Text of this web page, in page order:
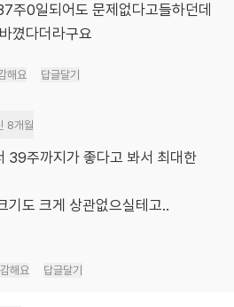
주0일되어도 문제없다고들하던데
꼈다더라구요
해요 답글달기
8개월
39주까지가 좋다고 봐서 최대한
기도 크게 상관없으실테고..
해요 답글달기